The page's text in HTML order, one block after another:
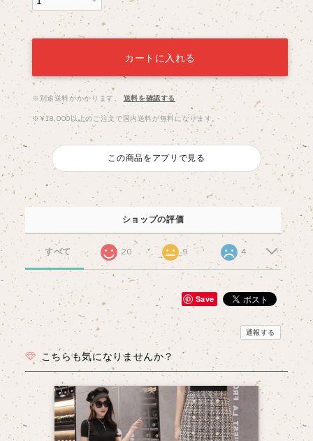
カートに入れる
※別途送料がかかります。 送料を確認する
※¥18,000以上のご注文で国内送料が無料になります。
この商品をアプリで見る
ショップの評価
すべて 20 9 4
Save
通報する
こちらも気になりませんか？